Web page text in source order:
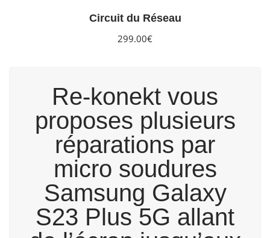
Circuit du Réseau
299.00€
Re-konekt vous
proposes plusieurs
réparations par
micro soudures
Samsung Galaxy
S23 Plus 5G allant